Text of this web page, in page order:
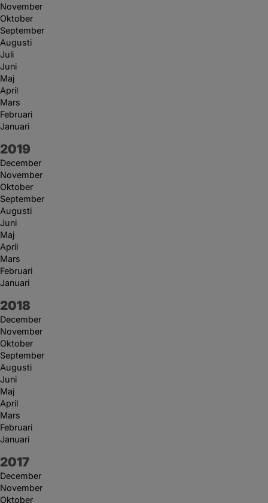
November
Oktober
September
Augusti
Juli
Juni
Maj
April
Mars
Februari
Januari
År:
2019
December
November
Oktober
September
Augusti
Juni
Maj
April
Mars
Februari
Januari
År:
2018
December
November
Oktober
September
Augusti
Juni
Maj
April
Mars
Februari
Januari
År:
2017
December
November
Oktober